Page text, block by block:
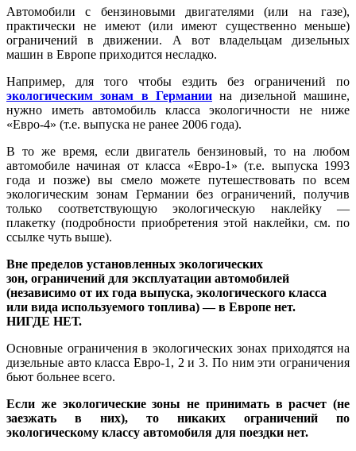
Автомобили с бензиновыми двигателями (или на газе),
практически не имеют (или имеют существенно меньше)
ограничений в движении. А вот владельцам дизельных
машин в Европе приходится несладко.
Например, для того чтобы ездить без ограничений по
экологическим зонам в Германии на дизельной машине,
нужно иметь автомобиль класса экологичности не ниже
«Евро-4» (т.е. выпуска не ранее 2006 года).
В то же время, если двигатель бензиновый, то на любом
автомобиле начиная от класса «Евро-1» (т.е. выпуска 1993
года и позже) вы смело можете путешествовать по всем
экологическим зонам Германии без ограничений, получив
только соответствующую экологическую наклейку —
плакетку (подробности приобретения этой наклейки, см. по
ссылке чуть выше).
Вне пределов установленных экологических
зон, ограничений для эксплуатации автомобилей
(независимо от их года выпуска, экологического класса
или вида используемого топлива) —в Европе нет.
НИГДЕ НЕТ.
Основные ограничения в экологических зонах приходятся на
дизельные авто класса Евро-1, 2 и 3. По ним эти ограничения
бьют больнее всего.
Если же экологические зоны не принимать в расчет (не
заезжать в них), то никаких ограничений по
экологическому классу автомобиля для поездки нет.